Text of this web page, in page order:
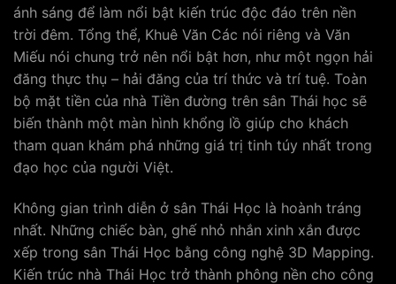
ánh sáng để làm nổi bật kiến trúc độc đáo trên nền
trời đêm. Tổng thể, Khuê Văn Các nói riêng và Văn
Miếu nói chung trở nên nổi bật hơn, như một ngọn hải
đăng thực thụ – hải đăng của trí thức và trí tuệ. Toàn
bộ mặt tiền của nhà Tiền đường trên sân Thái học sẽ
biến thành một màn hình khổng lồ giúp cho khách
tham quan khám phá những giá trị tinh túy nhất trong
đạo học của người Việt.
Không gian trình diễn ở sân Thái Học là hoành tráng
nhất. Những chiếc bàn, ghế nhỏ nhắn xinh xắn được
xếp trong sân Thái Học bằng công nghệ 3D Mapping.
Kiến trúc nhà Thái Học trở thành phông nền cho công